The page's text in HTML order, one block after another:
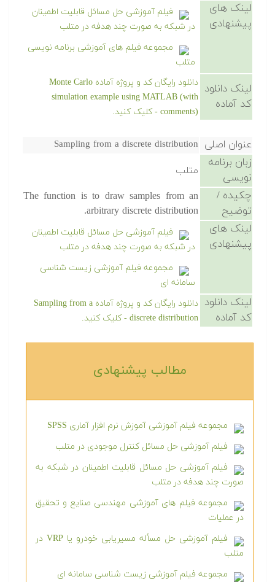
لینک های
پیشنهادی
فیلم آموزشی حل مسائل قابلیت اطمینان
در شبکه به صورت چند هدفه در متلب
مجموعه فیلم های آموزشی برنامه نویسی
متلب
لینک دانلود
کد آماده
دانلود رایگان کد و پروژه آماده Monte Carlo
simulation example using MATLAB (with
comments) - کلیک کنید.
عنوان اصلی Sampling from a discrete distribution
زبان برنامه
نویسی
متلب
چکیده /
توضیح
The function is to draw samples from an
arbitrary discrete distribution.
لینک های
پیشنهادی
فیلم آموزشی حل مسائل قابلیت اطمینان
در شبکه به صورت چند هدفه در متلب
مجموعه فیلم آموزشی زیست شناسی
سامانه ای
لینک دانلود
کد آماده
دانلود رایگان کد و پروژه آماده Sampling from a
discrete distribution - کلیک کنید.
مطالب پیشنهادی‎
مجموعه فیلم آموزشی آموزش نرم افزار آماری SPSS
فیلم آموزشی حل مسائل کنترل موجودی در متلب
فیلم آموزشی حل مسائل قابلیت اطمینان در شبکه به
صورت چند هدفه در متلب
مجموعه فیلم های آموزشی مهندسی صنایع و تحقیق
در عملیات
فیلم آموزشی حل مسأله مسیریابی خودرو یا VRP در
متلب
مجموعه فیلم آموزشی زیست شناسی سامانه ای